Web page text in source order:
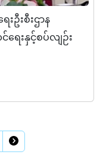
းဦးစီးဌာန
ေးနှင့်စပ်လျဉ်း